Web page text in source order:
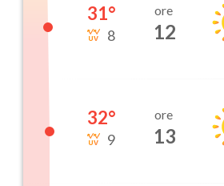
31°
8
ore
12
32°
9
ore
13